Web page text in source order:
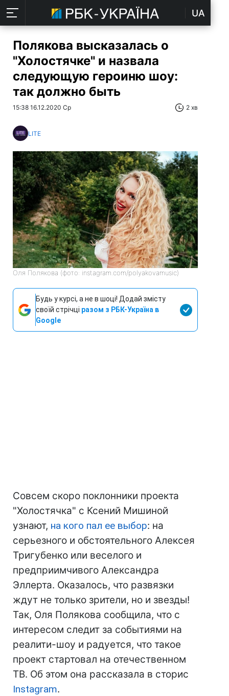
UA
Полякова высказалась о
"Холостячке" и назвала
следующую героиню шоу:
так должно быть
15:38 16.12.2020 Ср 2 хв
LITE
Оля Полякова (фото: instagram.com/polyakovamusic)
Будь у курсі, а не в шоці! Додай змісту
своїй стрічці разом з РБК-Україна в
Google
Совсем скоро поклонники проекта
"Холостячка" с Ксений Мишиной
узнают, на кого пал ее выбор: на
серьезного и обстоятельного Алексея
Тригубенко или веселого и
предприимчивого Александра
Эллерта. Оказалось, что развязки
ждут не только зрители, но и звезды!
Так, Оля Полякова сообщила, что с
интересом следит за событиями на
реалити-шоу и радуется, что такое
проект стартовал на отечественном
ТВ. Об этом она рассказала в сторис
Instagram.